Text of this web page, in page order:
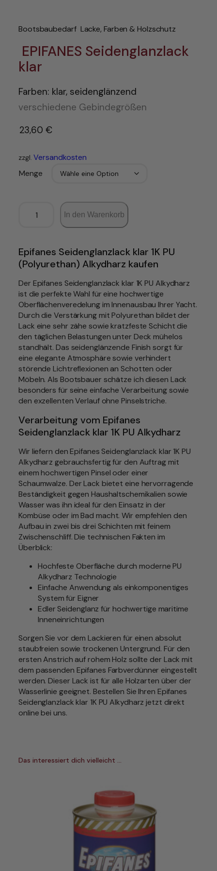
Bootsbaubedarf Lacke, Farben & Holzschutz
EPIFANES Seidenglanzlack
klar
Farben: klar, seidenglänzend
verschiedene Gebindegrößen
23,60 €
zzgl.Versandkosten
Menge
F
A
N
E
S
S
e
i
d
e
n
g
l
a
n
l
a
k
k
l
a
r
F
a
r
b
e
s
d
n
g
n
In den Warenkorb
Epifanes Seidenglanzlack klar 1K PU
(Polyurethan) Alkydharz kaufen
Der Epifanes Seidenglanzlack klar 1K PU Alkydharz
ist die perfekte Wahl für eine hochwertige
Oberflächenveredelung im Innenausbau Ihrer Yacht.
Durch die Verstärkung mit Polyurethan bildet der
Lack eine sehr zähe sowie kratzfeste Schicht die
den täglichen Belastungen unter Deck mühelos
standhält. Das seidenglänzende Finish sorgt für
eine elegante Atmosphäre sowie verhindert
störende Lichtreflexionen an Schotten oder
Möbeln. Als Bootsbauer schätze ich diesen Lack
besonders für seine einfache Verarbeitung sowie
den exzellenten Verlauf ohne Pinselstriche.
Verarbeitung vom Epifanes
Seidenglanzlack klar 1K PU Alkydharz
Wir liefern den Epifanes Seidenglanzlack klar 1K PU
Alkydharz gebrauchsfertig für den Auftrag mit
einem hochwertigen Pinsel oder einer
Schaumwalze. Der Lack bietet eine hervorragende
Beständigkeit gegen Haushaltschemikalien sowie
Wasser was ihn ideal für den Einsatz in der
Kombüse oder im Bad macht. Wir empfehlen den
Aufbau in zwei bis drei Schichten mit feinem
Zwischenschliff. Die technischen Fakten im
Überblick:
Hochfeste Oberfläche durch moderne PU
Alkydharz Technologie
Einfache Anwendung als einkomponentiges
System für Eigner
Edler Seidenglanz für hochwertige maritime
Inneneinrichtungen
Sorgen Sie vor dem Lackieren für einen absolut
staubfreien sowie trockenen Untergrund. Für den
ersten Anstrich auf rohem Holz sollte der Lack mit
dem passenden Epifanes Farbverdünner eingestellt
werden. Dieser Lack ist für alle Holzarten über der
Wasserlinie geeignet. Bestellen Sie Ihren Epifanes
Seidenglanzlack klar 1K PU Alkydharz jetzt direkt
online bei uns.
Das interessiert dich vielleicht …